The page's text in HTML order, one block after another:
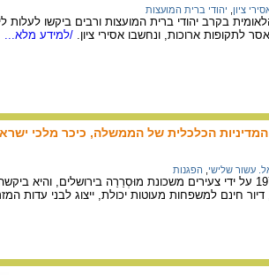
ציון יהודי ברית המועצות
בקרב יהודי ברית המועצות ורבים ביקשו לעלות
לתקופות ארוכות, ונחשבו אסירי ציון. /למידע מלא...
הכלכלית של הממשלה, כיכר מלכי ישראל, תל אביב 14
עשור שלישי הפגנות
תנועת "הפנתרים השחורים" בישראל הוקמה ב- 1971 על ידי צעירים משכונת מוּסְרַרַה
דיור חינם למשפחות מעוטות יכולת, ייצוג לבני עדות